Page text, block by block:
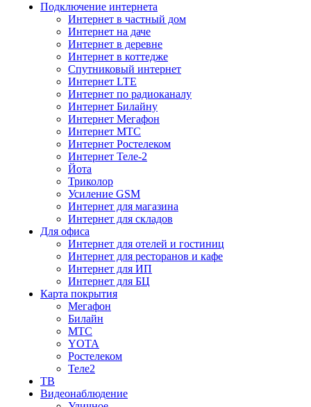
Подключение интернета
Интернет в частный дом
Интернет на даче
Интернет в деревне
Интернет в коттедже
Спутниковый интернет
Интернет LTE
Интернет по радиоканалу
Интернет Билайну
Интернет Мегафон
Интернет МТС
Интернет Ростелеком
Интернет Теле-2
Йота
Триколор
Усиление GSM
Интернет для магазина
Интернет для складов
Для офиса
Интернет для отелей и гостиниц
Интернет для ресторанов и кафе
Интернет для ИП
Интернет для БЦ
Карта покрытия
Мегафон
Билайн
МТС
YOTA
Ростелеком
Теле2
ТВ
Видеонаблюдение